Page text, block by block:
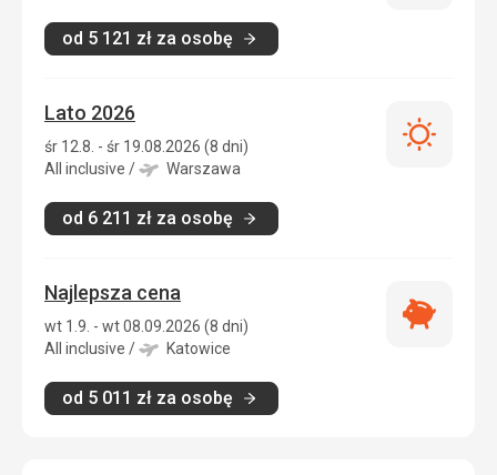
od 5 121 zł za osobę
Lato 2026
śr 12.8. - śr 19.08.2026 (8 dni)
All inclusive / Warszawa
od 6 211 zł za osobę
Lato
Najlepsza cena
wt 1.9. - wt 08.09.2026 (8 dni)
All inclusive / Katowice
od 5 011 zł za osobę
Najlepsza